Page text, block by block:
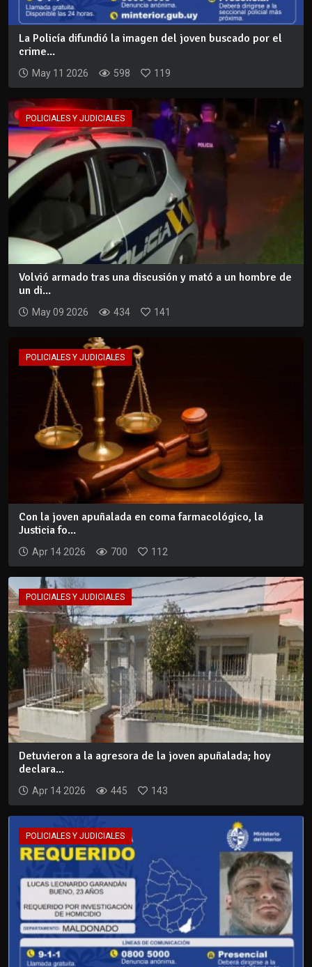
La Policía difundió la imagen del joven buscado por el
crime...
May 11 2026 598 119
POLICIALES Y JUDICIALES
Volvió armado tras una discusión y mató a un hombre de
un di...
May 09 2026 434 141
POLICIALES Y JUDICIALES
Con la joven apuñalada en coma farmacológico, la
Justicia fo...
Apr 14 2026 700 112
POLICIALES Y JUDICIALES
Detuvieron a la agresora de la joven apuñalada; hoy
declara...
Apr 14 2026 445 143
POLICIALES Y JUDICIALES